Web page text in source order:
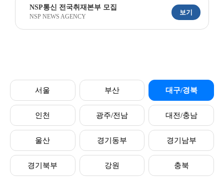
NSP통신 전국취재본부 모집
NSP NEWS AGENCY
보기
서울 부산 대구/경북
인천 광주/전남 대전/충남
울산 경기동부 경기남부
경기북부 강원 충북